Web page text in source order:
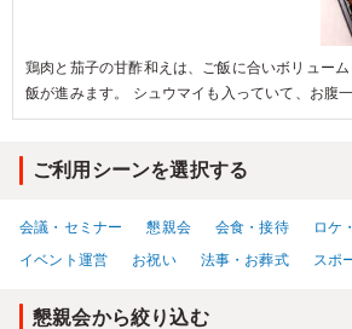
鶏肉と茄子の甘酢和えは、ご飯に合いボリュー
飯が進みます。 シュウマイも入っていて、お腹
ご利用シーンを選択する
会議・セミナー 懇親会 会食・接待
ロケ
イベント運営
お祝い 法事・お葬式 スポ
懇親会から絞り込む